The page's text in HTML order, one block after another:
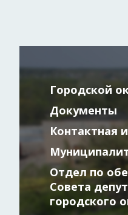
Городской
Документы
Контактная
Отдел по
Совета
городского